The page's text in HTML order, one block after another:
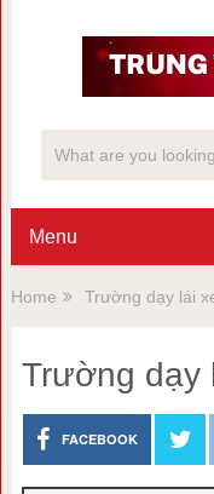
Menu
Home Trường dạy lái
Trường dạy
FACEBOOK